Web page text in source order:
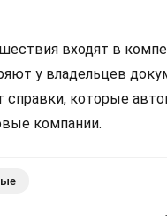
входят в
у владельцев
справки, которые
компании.